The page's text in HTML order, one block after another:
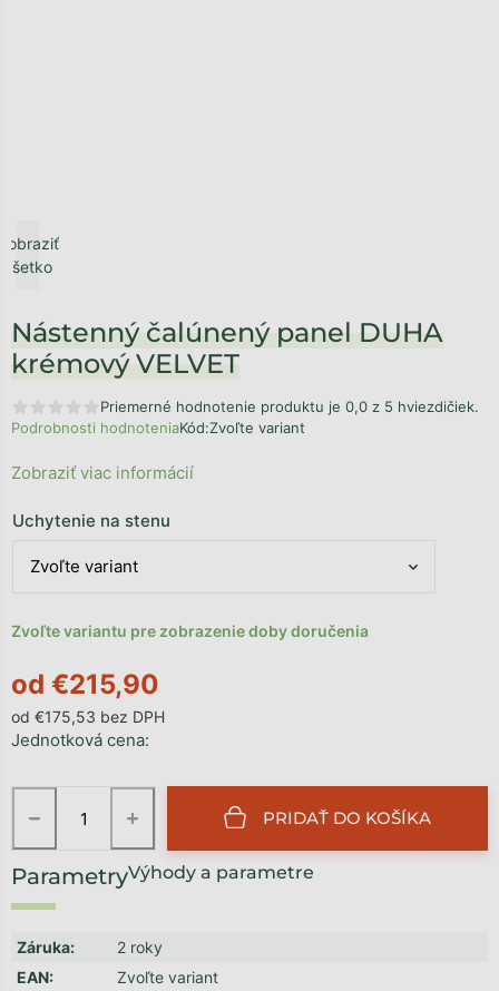
všetko
Nástenný čalúnený panel DUHA
krémový VELVET
Priemerné hodnotenie produktu je 0,0 z 5 hviezdičiek.
Podrobnosti hodnoteniaKód:Zvoľte variant
od €215,90
od €175,53 bez DPH
Jednotková cena:
Zvoľte variantu pre zobrazenie doby doručenia
Uchytenie na stenu
+
− PRIDAŤ DO KOŠÍKA
Výhody a parametre
Záruka:
2 roky
EAN:
Zvoľte variant
Zobraziť viac informácií